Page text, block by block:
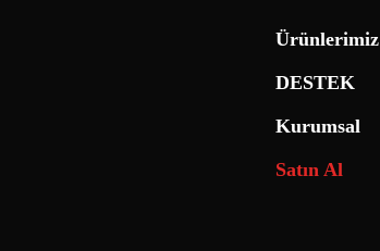
Ürünlerimiz
DESTEK
Kurumsal
Satın Al